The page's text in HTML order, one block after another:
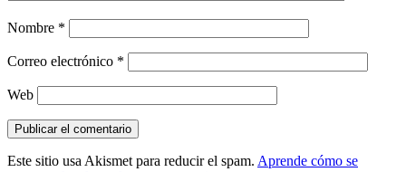
Nombre *
Correo electrónico *
Web
Este sitio usa Akismet para reducir el spam. Aprende cómo se